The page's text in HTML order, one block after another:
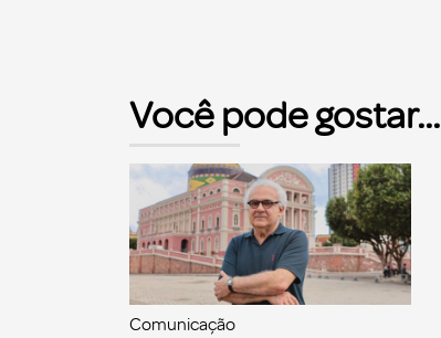
Você pode gostar...
Comunicação